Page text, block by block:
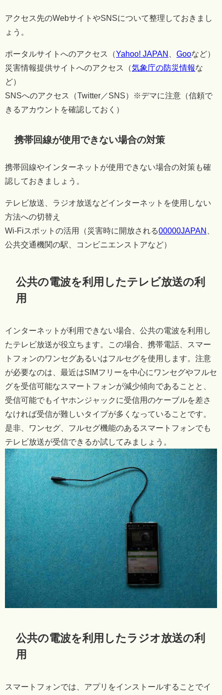
アクセス先のWebサイトやSNSについて整理しておきまし
ょう。
ポータルサイトへのアクセス（Yahoo! JAPAN Gooなど）
災害情報提供サイトへのアクセス（気象庁の防災情報な
ど）
SNSへのアクセス（Twitter／SNS）※デマに注意（信頼で
きるアカウントを確認しておく）
携帯回線が使用できない場合の対策
携帯回線やインターネットが使用できない場合の対策も確
認しておきましょう。
テレビ放送、ラジオ放送などインターネットを使用しない
方法への切替え
Wi-Fiスポットの活用（災害時に開放される00000JAPAN
公共交通機関の駅、コンビニエンストアなど）
公共の電波を利用したテレビ放送の利
用
インターネットが利用できない場合、公共の電波を利用し
たテレビ放送が役立ちます。この場合、携帯電話、スマー
トフォンのワンセグあるいはフルセグを使用します。注意
が必要なのは、最近はSIMフリーを中心にワンセグやフルセ
グを受信可能なスマートフォンが減少傾向であることと、
受信可能でもイヤホンジャックに受信用のケーブルを差さ
なければ受信が難しいタイプが多くなっていることです。
是非、ワンセグ、フルセグ機能のあるスマートフォンでも
テレビ放送が受信できるか試してみましょう。
公共の電波を利用したラジオ放送の利
用
スマートフォンでは、アプリをインストールすることでイ